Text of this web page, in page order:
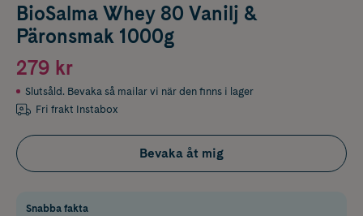
BioSalma Whey 80 Vanilj &
Päronsmak 1000g
279 kr
Slutsåld. Bevaka så mailar vi när den finns i lager
Fri frakt Instabox
Bevaka åt mig
Snabba fakta